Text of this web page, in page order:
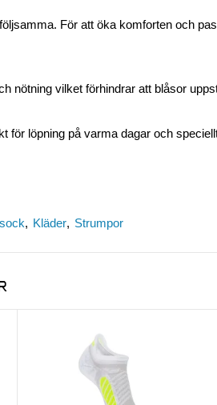
För att öka komforten och
nötning vilket förhindrar att blåsor
för löpning på varma dagar och
Kläder Strumpor